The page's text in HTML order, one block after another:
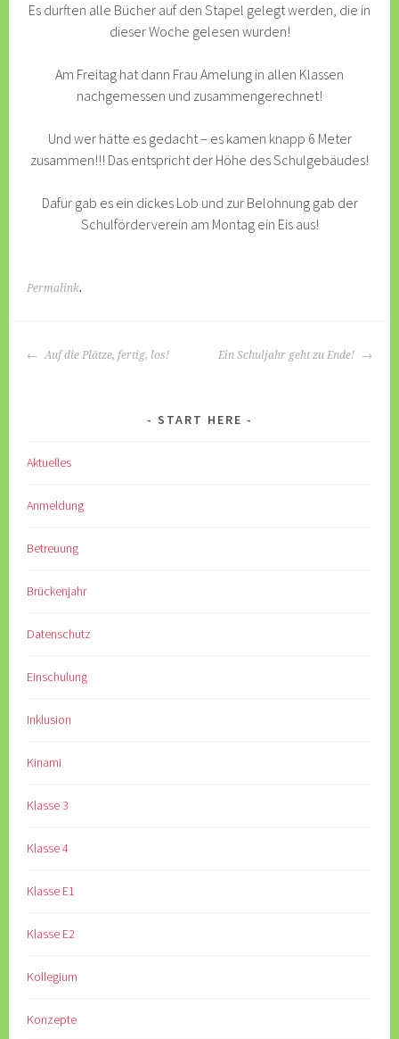
Es durften alle Bücher auf den Stapel gelegt werden, die in
dieser Woche gelesen wurden!
Am Freitag hat dann Frau Amelung in allen Klassen
nachgemessen und zusammengerechnet!
Und wer hätte es gedacht – es kamen knapp 6 Meter
zusammen!!! Das entspricht der Höhe des Schulgebäudes!
Dafür gab es ein dickes Lob und zur Belohnung gab der
Schulförderverein am Montag ein Eis aus!
Permalink.
BEITRAGS-
Auf die Plätze, fertig, los! Ein Schuljahr geht zu Ende!
START HERE
Aktuelles
Anmeldung
Betreuung
Brückenjahr
Datenschutz
Einschulung
Inklusion
Kinami
Klasse 3
Klasse 4
Klasse E1
Klasse E2
Kollegium
Konzepte